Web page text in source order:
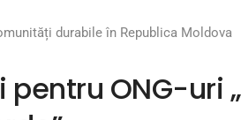
durabile în Republica Moldova
pentru ONG-uri